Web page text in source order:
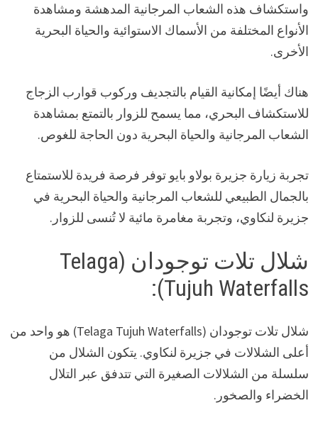
واستكشاف هذه الشعاب المرجانية المدهشة ومشاهدة
الأنواع المختلفة من الأسماك الاستوائية والحياة البحرية
الأخرى.
هناك أيضًا إمكانية القيام بالتجديف وركوب قوارب الزجاج
للاستكشاف البحري، مما يسمح للزوار بالتمتع بمشاهدة
الشعاب المرجانية والحياة البحرية دون الحاجة للغوص.
تجربة زيارة جزيرة بولاو بايو توفر فرصة فريدة للاستمتاع
بالجمال الطبيعي للشعاب المرجانية والحياة البحرية في
جزيرة لنكاوي، وتجربة مغامرة مائية لا تُنسى للزوار.
شلال تلات توجودان (Telaga
Tujuh Waterfalls):
شلال تلات توجودان (Telaga Tujuh Waterfalls) هو واحد من
أعلى الشلالات في جزيرة لنكاوي. يتكون الشلال من
سلسلة من الشلالات الصغيرة التي تتدفق عبر التلال
الخضراء والصخور.